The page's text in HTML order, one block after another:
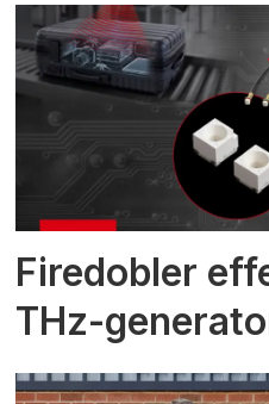
Firedobler
THz-